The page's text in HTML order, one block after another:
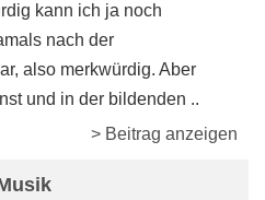
kann ich ja noch
nach der
also merkwürdig. Aber
und in der bildenden ..
> Beitrag anzeigen